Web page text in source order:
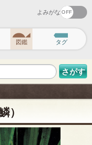
よみがな
図鑑 タグ
さがす
）